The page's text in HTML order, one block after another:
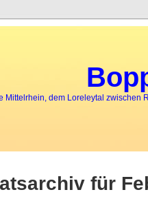
Mittelrhein, dem Loreleytal zwischen
für